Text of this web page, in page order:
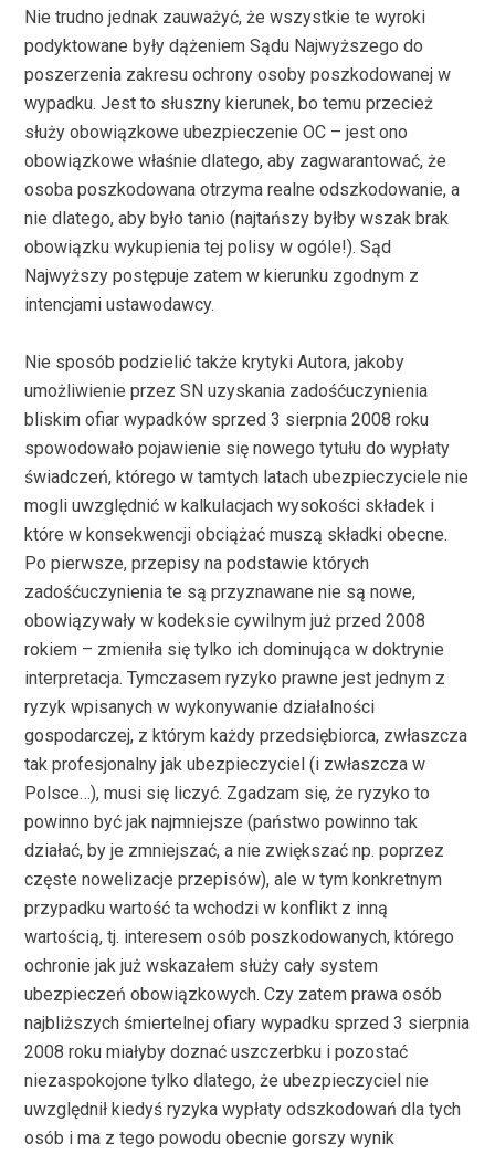
Nie trudno jednak zauważyć, że wszystkie te wyroki
podyktowane były dążeniem Sądu Najwyższego do
poszerzenia zakresu ochrony osoby poszkodowanej w
wypadku. Jest to słuszny kierunek, bo temu przecież
służy obowiązkowe ubezpieczenie OC – jest ono
obowiązkowe właśnie dlatego, aby zagwarantować, że
osoba poszkodowana otrzyma realne odszkodowanie, a
nie dlatego, aby było tanio (najtańszy byłby wszak brak
obowiązku wykupienia tej polisy w ogóle!). Sąd
Najwyższy postępuje zatem w kierunku zgodnym z
intencjami ustawodawcy.
Nie sposób podzielić także krytyki Autora, jakoby
umożliwienie przez SN uzyskania zadośćuczynienia
bliskim ofiar wypadków sprzed 3 sierpnia 2008 roku
spowodowało pojawienie się nowego tytułu do wypłaty
świadczeń, którego w tamtych latach ubezpieczyciele nie
mogli uwzględnić w kalkulacjach wysokości składek i
które w konsekwencji obciążać muszą składki obecne.
Po pierwsze, przepisy na podstawie których
zadośćuczynienia te są przyznawane nie są nowe,
obowiązywały w kodeksie cywilnym już przed 2008
rokiem – zmieniła się tylko ich dominująca w doktrynie
interpretacja. Tymczasem ryzyko prawne jest jednym z
ryzyk wpisanych w wykonywanie działalności
gospodarczej, z którym każdy przedsiębiorca, zwłaszcza
tak profesjonalny jak ubezpieczyciel (i zwłaszcza w
Polsce…), musi się liczyć. Zgadzam się, że ryzyko to
powinno być jak najmniejsze (państwo powinno tak
działać, by je zmniejszać, a nie zwiększać np. poprzez
częste nowelizacje przepisów), ale w tym konkretnym
przypadku wartość ta wchodzi w konflikt z inną
wartością, tj. interesem osób poszkodowanych, którego
ochronie jak już wskazałem służy cały system
ubezpieczeń obowiązkowych. Czy zatem prawa osób
najbliższych śmiertelnej ofiary wypadku sprzed 3 sierpnia
2008 roku miałyby doznać uszczerbku i pozostać
niezaspokojone tylko dlatego, że ubezpieczyciel nie
uwzględnił kiedyś ryzyka wypłaty odszkodowań dla tych
osób i ma z tego powodu obecnie gorszy wynik